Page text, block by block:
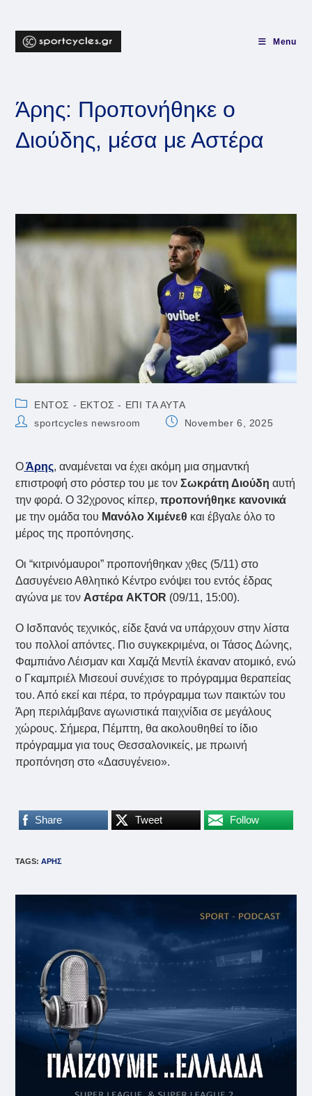
content
Menu
Άρης: Προπονήθηκε ο
Διούδης, μέσα με Αστέρα
Post
category:
ΕΝΤΟΣ - ΕΚΤΟΣ - ΕΠΙ ΤΑ ΑΥΤΑ
Postsportcycles newsroom
PostNovember 6, 2025
ΟΆρης, αναμένεται να έχει ακόμη μια σημαντκή
επιστροφή στο ρόστερ του με τονΣωκράτη Διούδη αυτή
την φορά. Ο 32χρονος κίπερ,προπονήθηκε κανονικά
με την ομάδα του Μανόλο Χιμένεθ και έβγαλε όλο το
μέρος της προπόνησης.
Οι “κιτρινόμαυροι” προπονήθηκαν χθες (5/11) στο
Δασυγένειο Αθλητικό Κέντρο ενόψει του εντός έδρας
αγώνα με τον Αστέρα AKTOR (09/11, 15:00).
Ο Ισδπανός τεχνικός, είδε ξανά να υπάρχουν στην λίστα
του πολλοί απόντες. Πιο συγκεκριμένα, οι Τάσος Δώνης,
Φαμπιάνο Λέισμαν και Χαμζά Μεντίλ έκαναν ατομικό, ενώ
ο Γκαμπριέλ Μισεουί συνέχισε το πρόγραμμα θεραπείας
του. Από εκεί και πέρα, το πρόγραμμα των παικτών του
Άρη περιλάμβανε αγωνιστικά παιχνίδια σε μεγάλους
χώρους. Σήμερα, Πέμπτη, θα ακολουθηθεί το ίδιο
πρόγραμμα για τους Θεσσαλονικείς, με πρωινή
προπόνηση στο «Δασυγένειο».
Share Tweet Follow
TAGS:ΑΡΗΣ